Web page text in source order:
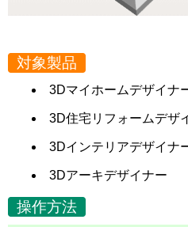
対象製品
3Dマイホームデザイナ
3D住宅リフォームデザ
3Dインテリアデザイナ
3Dアーキデザイナー
操作方法